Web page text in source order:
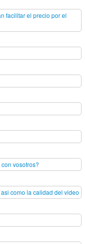
facilitar el precio por el
vosotros?
como la calidad del video